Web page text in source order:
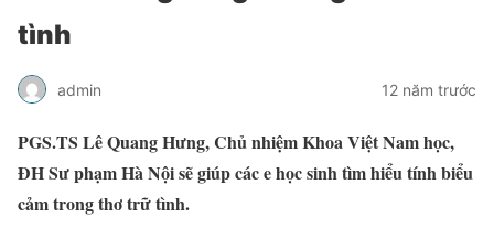
tình
admin 12 năm trước
PGS.TS Lê Quang Hưng, Chủ nhiệm Khoa Việt Nam học,
ĐH Sư phạm Hà Nội sẽ giúp các e học sinh tìm hiểu tính biểu
cảm trong thơ trữ tình.